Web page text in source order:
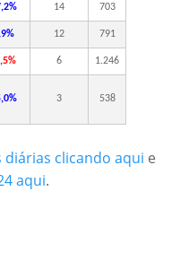
14 703
12 791
6 1.246
3 538
diárias clicando aqui e
aqui.